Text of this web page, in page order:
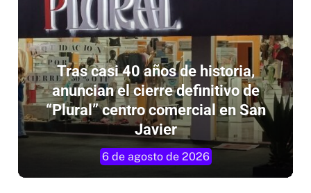
Tras casi 40 años de historia,
anuncian el cierre definitivo de
“Plural” centro comercial en San
Javier
6 de agosto de 2026